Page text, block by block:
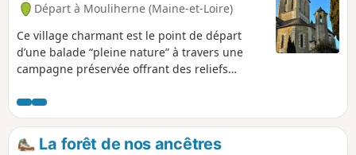
Départ à Mouliherne (Maine-et-Loire)
Ce village charmant est le point de départ
d’une balade “pleine nature” à travers une
campagne préservée offrant des reliefs
La forêt de nos ancêtres